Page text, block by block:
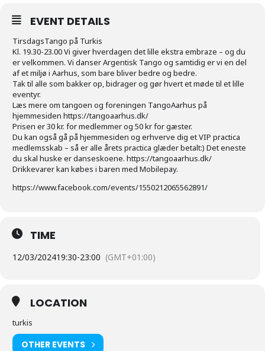
EVENT DETAILS
TirsdagsTango på Turkis
Kl. 19.30-23.00 Vi giver hverdagen det lille ekstra embraze – og du
er velkommen. Vi danser Argentisk Tango og samtidig er vi en del
af et miljø i Aarhus, som bare bliver bedre og bedre.
Tak til alle som bakker op, bidrager og gør hvert et møde til et lille
eventyr.
Læs mere om tangoen og foreningen TangoAarhus på
hjemmesiden https://tangoaarhus.dk/
Prisen er 30 kr. for medlemmer og 50 kr for gæster.
Du kan også gå på hjemmesiden og erhverve dig et VIP practica
medlemsskab – så er alle årets practica glæder betalt:) Det eneste
du skal huske er danseskoene. https://tangoaarhus.dk/
Drikkevarer kan købes i baren med Mobilepay.
https://www.facebook.com/events/1550212065562891/
TIME
12/03/202419:30-23:00 (GMT+01:00)
LOCATION
turkis
OTHER EVENTS